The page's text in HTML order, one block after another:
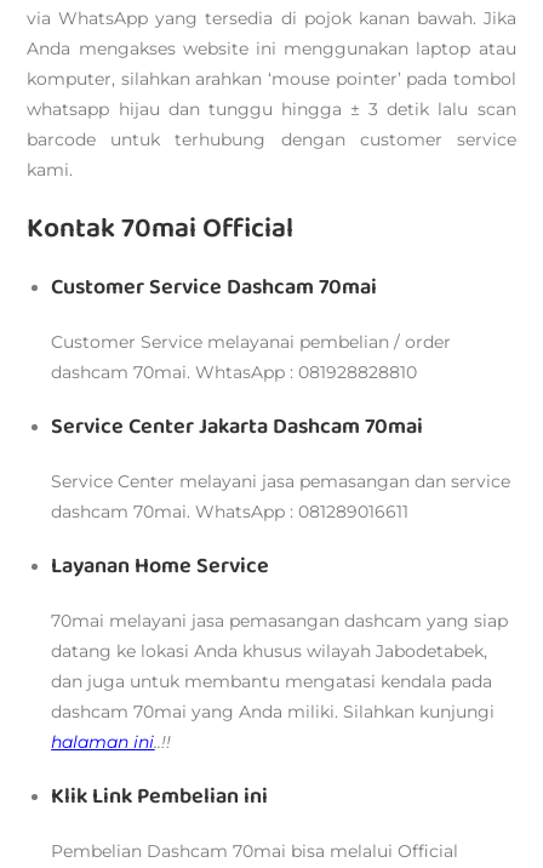
via WhatsApp yang tersedia di pojok kanan bawah. Jika
Anda mengakses website ini menggunakan laptop atau
komputer, silahkan arahkan ‘mouse pointer’ pada tombol
whatsapp hijau dan tunggu hingga ± 3 detik lalu scan
barcode untuk terhubung dengan customer service
kami.
Kontak 70mai Official
Customer Service Dashcam 70mai
Customer Service melayanai pembelian / order
dashcam 70mai. WhtasApp : 081928828810
Service Center Jakarta Dashcam 70mai
Service Center melayani jasa pemasangan dan service
dashcam 70mai. WhatsApp : 081289016611
Layanan Home Service
70mai melayani jasa pemasangan dashcam yang siap
datang ke lokasi Anda khusus wilayah Jabodetabek,
dan juga untuk membantu mengatasi kendala pada
dashcam 70mai yang Anda miliki. Silahkan kunjungi
halaman ini..!!
Klik Link Pembelian ini
Pembelian Dashcam 70mai bisa melaluiOfficial